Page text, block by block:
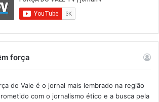
força
do Vale é o jornal mais lembrado na região
com o jornalismo ético e a busca pela